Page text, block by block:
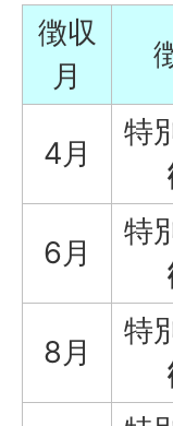
徴収
月
4月
特
6月
特
8月
特